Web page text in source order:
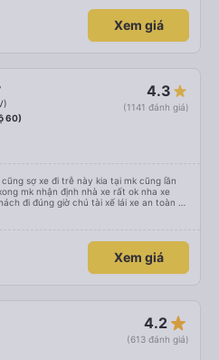
Xem giá
4.3
(1141 đánh giá)
60)
sợ xe đi trễ này kia tại mk cũng lần
mk nhận định nhà xe rất ok nha xe
đi đúng giờ chú tài xế lái xe an toàn và
chu đáo nchung mk có đi sg vẫn ủng hộ
Xem giá
4.2 star_rate
(613 đánh giá)